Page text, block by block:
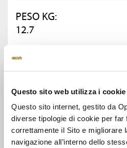
Questo sito web utilizza i cookie
Questo sito internet, gestito da
diverse tipologie di cookie per far
correttamente il Sito e migliorare
navigazione all’interno dello
PESO KG:
12.7
CONFEZIONI PER
1
CHIEDI
SCHEDA